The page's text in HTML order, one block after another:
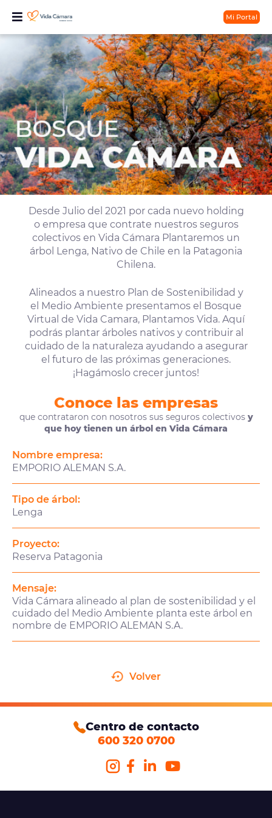
Mi Portal
Desde Julio del 2021 por cada nuevo holding
o empresa que contrate nuestros seguros
colectivos en Vida Cámara Plantaremos un
árbol Lenga, Nativo de Chile en la Patagonia
Chilena.
Alineados a nuestro Plan de Sostenibilidad y
el Medio Ambiente presentamos el Bosque
Virtual de Vida Camara, Plantamos Vida. Aquí
podrás plantar árboles nativos y contribuir al
cuidado de la naturaleza ayudando a asegurar
el futuro de las próximas generaciones.
¡Hagámoslo crecer juntos!
Conoce las empresas
que contrataron con nosotros sus seguros colectivos y
que hoy tienen un árbol en Vida Cámara
Nombre empresa:
EMPORIO ALEMAN S.A.
Tipo de árbol:
Lenga
Proyecto:
Reserva Patagonia
Mensaje:
Vida Cámara alineado al plan de sostenibilidad y el
cuidado del Medio Ambiente planta este árbol en
nombre de EMPORIO ALEMAN S.A.
Volver
Centro de contacto
600 320 0700